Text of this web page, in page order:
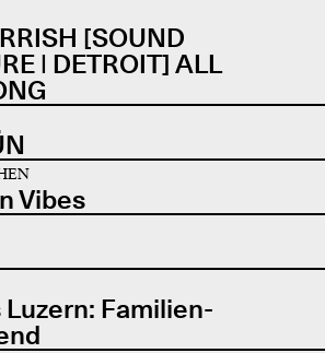
[SOUND
| DETROIT] ALL
Vibes
Luzern: Familien-